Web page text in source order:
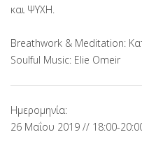
και ΨΥΧΗ.
Breathwork & Meditation:
Soulful Music: Elie Omeir
Ημερομηνία:
26 Μαΐου 2019 // 18:00-